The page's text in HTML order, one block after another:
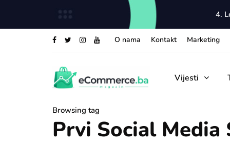
4.
O nama Kontakt Marketing
Vijesti
Browsing tag
Prvi Social